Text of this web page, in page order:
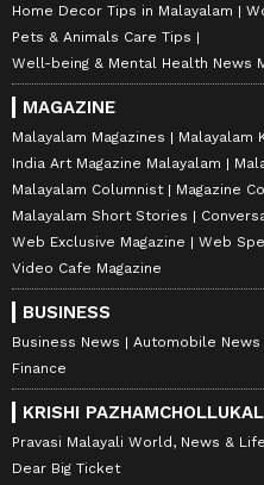
Home Decor Tips in Malayalam
Pets & Animals Care Tips
Well-being & Mental Health News
MAGAZINE
Malayalam Magazines
Malayalam
India Art Magazine Malayalam
Malayalam Columnist
Magazine
Malayalam Short Stories
Web Exclusive Magazine
Web
Video Cafe Magazine
BUSINESS
Business News Automobile News
Finance
KRISHI PAZHAMCHOLLUKAL
Pravasi Malayali World, News &
Dear Big Ticket